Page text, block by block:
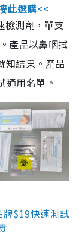
此選購<<
檢測劑，單支
產品以鼻咽拭
知結果。產品
通用名單。
$19快速測試